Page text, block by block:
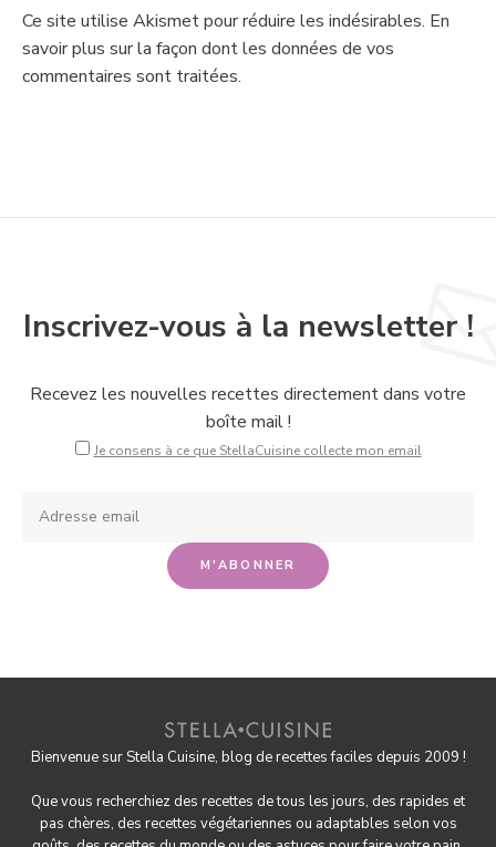
Ce site utilise Akismet pour réduire les indésirables. En
savoir plus sur la façon dont les données de vos
commentaires sont traitées.
Inscrivez-vous à la newsletter !
Recevez les nouvelles recettes directement dans votre
boîte mail !
Je consens à ce que StellaCuisine collecte mon email
Bienvenue sur Stella Cuisine, blog de recettes faciles depuis 2009 !
Que vous recherchiez des recettes de tous les jours, des rapides et
pas chères, des recettes végétariennes ou adaptables selon vos